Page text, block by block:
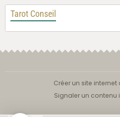
Tarot Conseil
Créer un site
Signaler un contenu